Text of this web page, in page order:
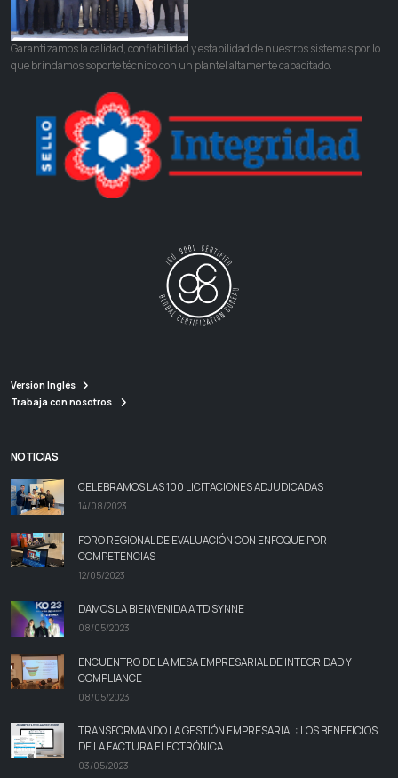
Garantizamos la calidad, confiabilidad y estabilidad de nuestros sistemas por lo
que brindamos soporte técnico con un plantel altamente capacitado.
Versión Inglés
Trabaja con nosotros
NOTICIAS
CELEBRAMOS LAS 100 LICITACIONES ADJUDICADAS
14/08/2023
FORO REGIONAL DE EVALUACIÓN CON ENFOQUE POR
COMPETENCIAS
12/05/2023
DAMOS LA BIENVENIDA A TD SYNNE
08/05/2023
ENCUENTRO DE LA MESA EMPRESARIAL DE INTEGRIDAD Y
COMPLIANCE
08/05/2023
TRANSFORMANDO LA GESTIÓN EMPRESARIAL: LOS BENEFICIOS
DE LA FACTURA ELECTRÓNICA
03/05/2023